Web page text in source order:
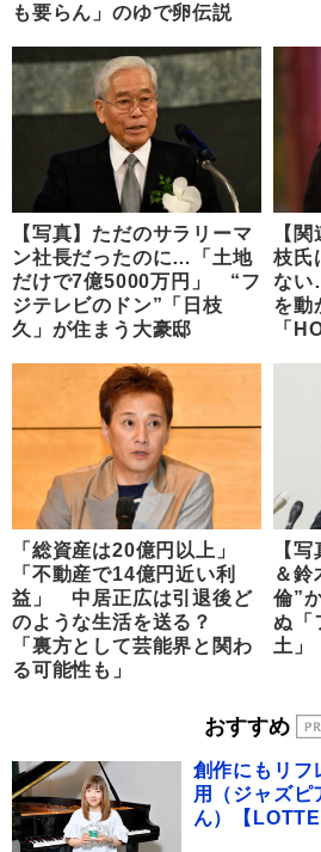
も要らん」のゆで卵伝説
【写真】ただのサラリーマ
ン社長だったのに…「土地
だけで7億5000万円」 “フ
ジテレビのドン”「日枝
久」が住まう大豪邸
【
枝氏
ない
を動
「
「総資産は20億円以上」
「不動産で14億円近い利
益」 中居正広は引退後ど
のような生活を送る？
「裏方として芸能界と関わ
る可能性も」
【
＆鈴
倫”
ぬ「
土」
おすすめ
創作にもリフ
用（ジャズ
ん）【